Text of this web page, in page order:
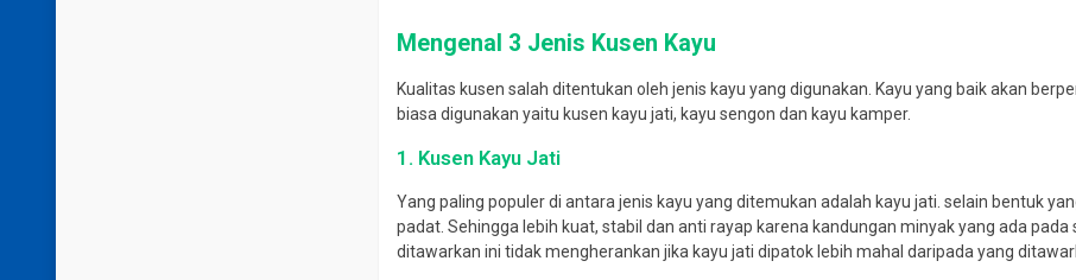
Mengenal 3 Jenis Kusen Kayu
Kualitas kusen salah ditentukan oleh jenis kayu yang digunakan. Kayu yang baik akan
biasa digunakan yaitu kusen kayu jati, kayu sengon dan kayu kamper.
1. Kusen Kayu Jati
Yang paling populer di antara jenis kayu yang ditemukan adalah kayu jati.selain bentuk
padat.Sehingga lebih kuat, stabil dan anti rayap karena kandungan minyak yang ada
ditawarkan ini tidak mengherankan jika kayu jati dipatok lebih mahal daripada yang